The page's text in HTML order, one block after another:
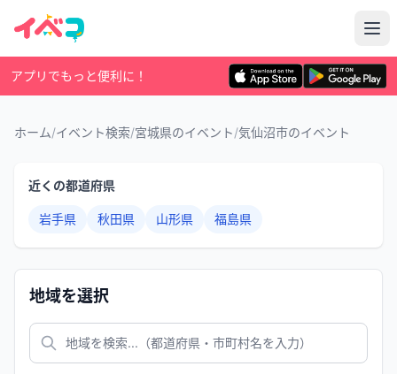
アプリでもっと便利に！
ホーム/イベント検索/宮城県のイベント/気仙沼市のイベント
近くの都道府県
岩手県 秋田県 山形県 福島県
地域を選択